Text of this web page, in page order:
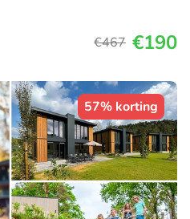
€467 €190
57% korting